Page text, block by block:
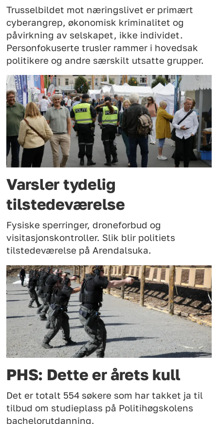
Trusselbildet mot næringslivet er primært
cyberangrep, økonomisk kriminalitet og
påvirkning av selskapet, ikke individet.
Personfokuserte trusler rammer i hovedsak
politikere og andre særskilt utsatte grupper.
Varsler tydelig
tilstedeværelse
Fysiske sperringer, droneforbud og
visitasjonskontroller. Slik blir politiets
tilstedeværelse på Arendalsuka.
PHS: Dette er årets kull
Det er totalt 554 søkere som har takket ja til
tilbud om studieplass på Politihøgskolens
bachelorutdanning.